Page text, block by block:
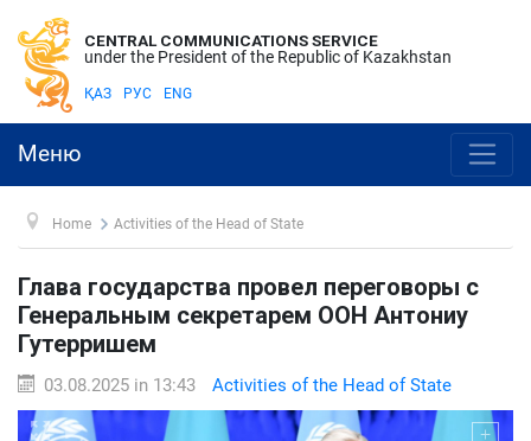
CENTRAL COMMUNICATIONS SERVICE
under the President of the Republic of Kazakhstan
ҚАЗ РУС ENG
Меню
Home Activities of the Head of State
Глава государства провел переговоры с
Генеральным секретарем ООН Антониу
Гутерришем
03.08.2025 in 13:43 Activities of the Head of State